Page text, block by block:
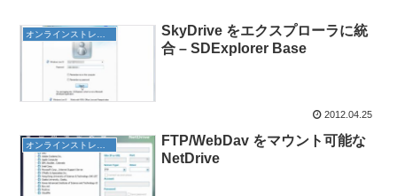
SkyDrive をエクスプローラに統
合 – SDExplorer Base
2012.04.25
FTP/WebDav をマウント可能な
NetDrive